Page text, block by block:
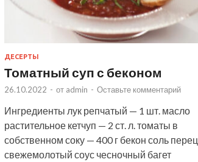
ДЕСЕРТЫ
Томатный суп с беконом
26.10.2022 - от admin - Оставьте комментарий
Ингредиенты лук репчатый — 1 шт. масло
растительное кетчуп — 2 ст. л. томаты в
собственном соку — 400 г бекон соль перец
свежемолотый соус чесночный багет